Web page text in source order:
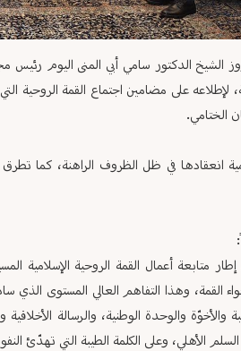
الشيخ الدكتور سامي أبي المنى اليوم رئيس
لإطلاعه على مضامين اجتماع القمة الروحية
الختامي.
انعقادها في ظل الظروف الراهنة، كما تطرق
إطار متابعة أعمال القمة الروحية
القمة، وهذا التفاهم العالي المستوى الذي
والوحدة الوطنية، والرسالة الأخلاقية
الأهلي، وعلى الكلمة الطيبة التي تهدّئ